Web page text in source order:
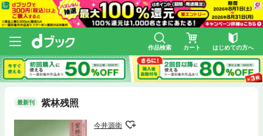
作品検索 カート はじめての方へ
最新刊 紫林残照
今井源衛